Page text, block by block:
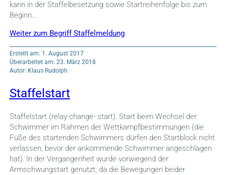
kann in der Staffelbesetzung sowie Startreihenfolge bis zum
Beginn…
Weiter zum Begriff Staffelmeldung
Erstellt am: 1. August 2017
Überarbeitet am: 23. März 2018
Autor: Klaus Rudolph
Staffelstart
Staffelstart (relay-change- start). Start beim Wechsel der
Schwimmer im Rahmen der Wettkampfbestimmungen (die
Füße des startenden Schwimmers dürfen den Startblock nicht
verlassen, bevor der ankommende Schwimmer angeschlagen
hat). In der Vergangenheit wurde vorwiegend der
Armschwungstart genutzt, da die Bewegungen beider